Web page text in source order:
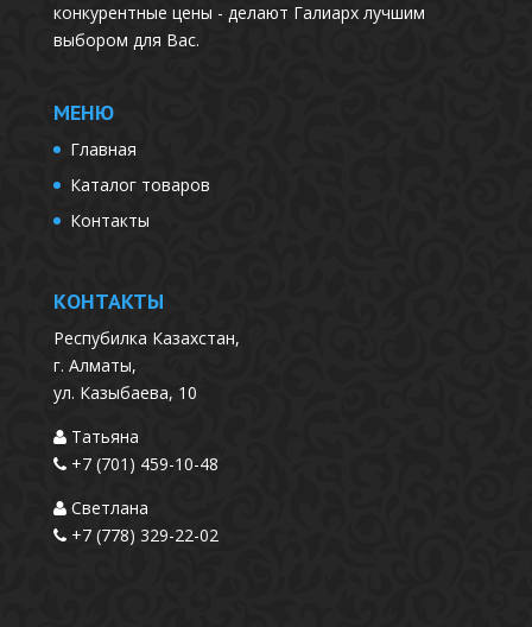
конкурентные цены - делают Галиарх лучшим
выбором для Вас.
МЕНЮ
Главная
Каталог товаров
Контакты
КОНТАКТЫ
Респубилка Казахстан,
г. Алматы,
ул. Казыбаева, 10
Татьяна
+7 (701) 459-10-48
Светлана
+7 (778) 329-22-02